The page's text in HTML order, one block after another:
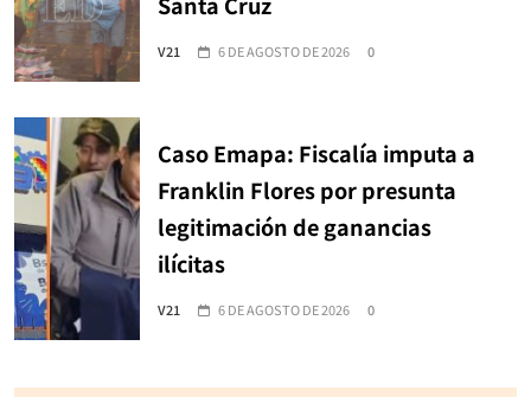
V21 6 DE AGOSTO DE 2026 0
Caso Emapa: Fiscalía imputa a
Franklin Flores por presunta
legitimación de ganancias
ilícitas
V21 6 DE AGOSTO DE 2026 0